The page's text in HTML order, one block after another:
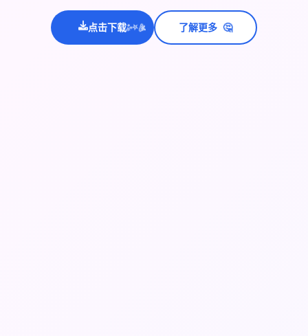
点击下载✨⭐💫 了解更多 🤔